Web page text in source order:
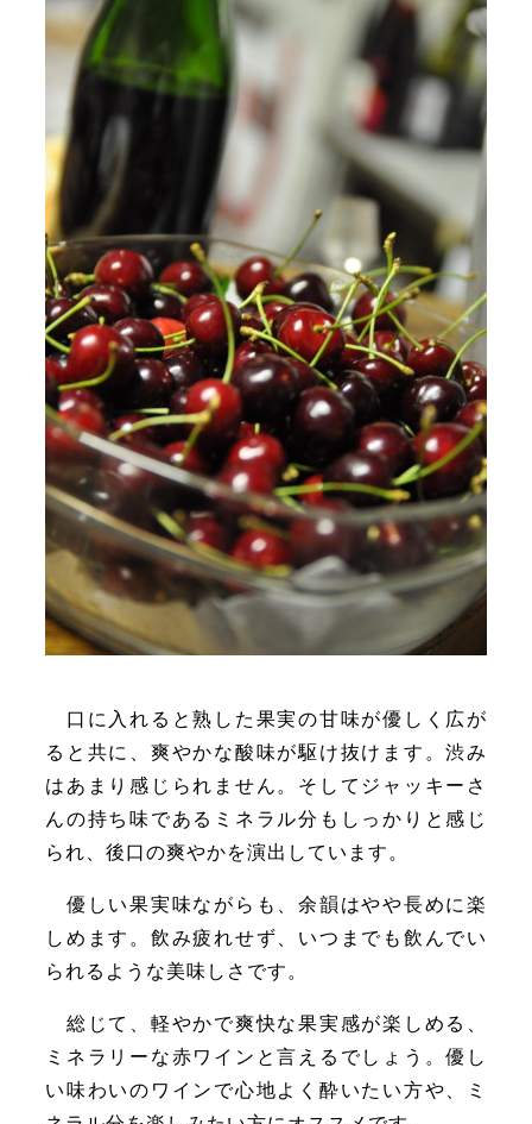
口に入れると熟した果実の甘味が優しく広が
ると共に、爽やかな酸味が駆け抜けます。渋み
はあまり感じられません。そしてジャッキーさ
んの持ち味であるミネラル分もしっかりと感じ
られ、後口の爽やかを演出しています。
優しい果実味ながらも、余韻はやや長めに楽
しめます。飲み疲れせず、いつまでも飲んでい
られるような美味しさです。
総じて、軽やかで爽快な果実感が楽しめる、
ミネラリーな赤ワインと言えるでしょう。優し
い味わいのワインで心地よく酔いたい方や、ミ